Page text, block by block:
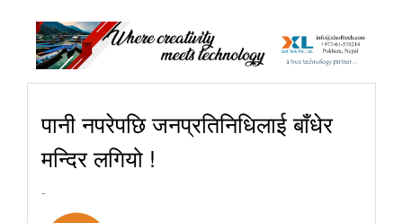
पानी नपरेपछि जनप्रतिनिधिलाई बाँधेर
मन्दिर लगियो !
-